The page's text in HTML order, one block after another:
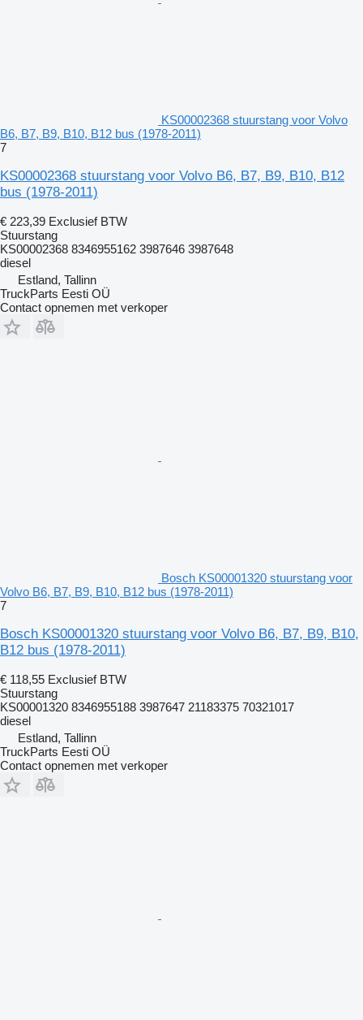
KS00002368 stuurstang voor Volvo
B6, B7, B9, B10, B12 bus (1978-2011)
7
KS00002368 stuurstang voor Volvo B6, B7, B9, B10, B12
bus (1978-2011)
€ 223,39 Exclusief BTW
Stuurstang
KS00002368 8346955162 3987646 3987648
diesel
Estland, Tallinn
TruckParts Eesti OÜ
Contact opnemen met verkoper
Bosch KS00001320 stuurstang voor
Volvo B6, B7, B9, B10, B12 bus (1978-2011)
7
Bosch KS00001320 stuurstang voor Volvo B6, B7, B9, B10,
B12 bus (1978-2011)
€ 118,55 Exclusief BTW
Stuurstang
KS00001320 8346955188 3987647 21183375 70321017
diesel
Estland, Tallinn
TruckParts Eesti OÜ
Contact opnemen met verkoper